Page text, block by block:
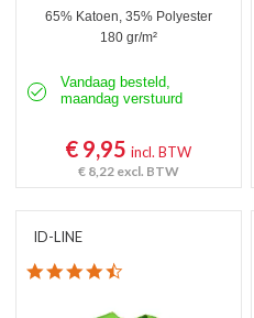
65% Katoen, 35% Polyester
180 gr/m²
Vandaag besteld,
maandag verstuurd
€ 9,95incl. BTW
€ 8,22 excl. BTW
ID-LINE